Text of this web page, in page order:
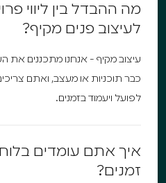
מה ההבדל בין ליווי
לעיצוב פנים מקיף?
עיצוב מקיף - אנחנו מתכננים את
כבר תוכניות או מעצב, ואתם
לפועל ויעמוד בזמנים.
איך אתם עומדים
זמנים?